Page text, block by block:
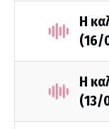
Η
(16/
Η
(13/